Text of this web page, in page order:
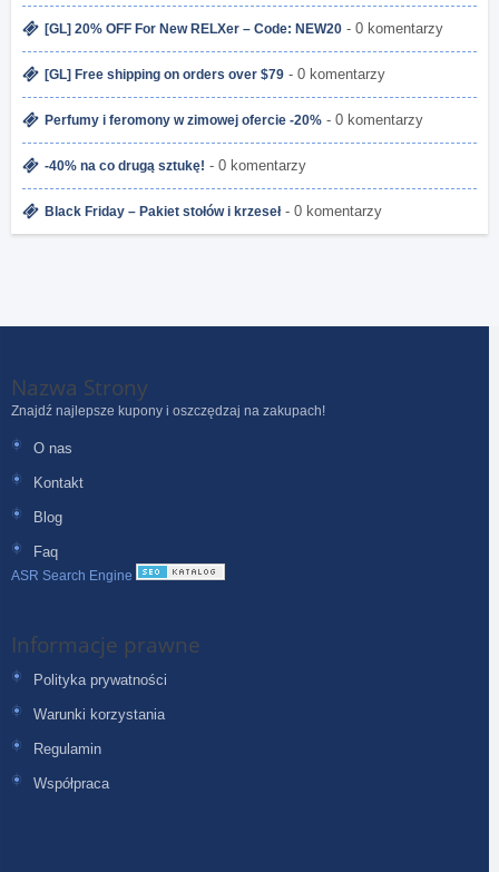
[GL] 20% OFF For New RELXer – Code: NEW20 - 0 komentarzy
[GL] Free shipping on orders over $79 - 0 komentarzy
Perfumy i feromony w zimowej ofercie -20% - 0 komentarzy
-40% na co drugą sztukę! - 0 komentarzy
Black Friday – Pakiet stołów i krzeseł- 0 komentarzy
Nazwa Strony
Znajdź najlepsze kupony i oszczędzaj na zakupach!
O nas
Kontakt
Blog
Faq
ASR Search Engine
Informacje prawne
Polityka prywatności
Warunki korzystania
Regulamin
Współpraca